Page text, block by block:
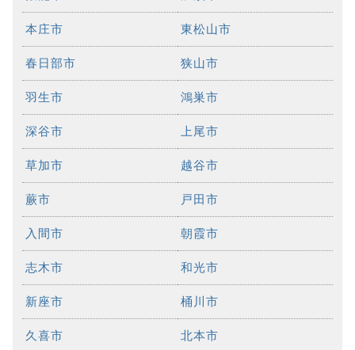
本庄市 東松山市
春日部市 狭山市
羽生市 鴻巣市
深谷市 上尾市
草加市 越谷市
蕨市 戸田市
入間市 朝霞市
志木市 和光市
新座市 桶川市
久喜市 北本市